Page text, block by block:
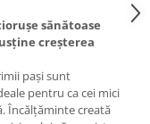
sănătoase
creșterea
pași sunt
pentru ca cei mici
Încălțăminte creată